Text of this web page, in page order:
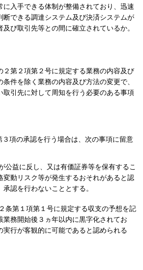
に入手できる体制が整備されており、迅速
断できる調達システム及び決済システムが
び取引先等との間に確立されているか。
２第２項第２号に規定する業務の内容及び
件を除く業務の内容及び方法の変更で、
取引先に対して周知を行う必要のある事項
項の承認を行う場合は、次の事項に留意
公益に反し、又は有価証券等を保有するこ
変動リスク等が発生するおそれがあると認
認を行わないこととする。
条第１項第１号に規定する収支の予想を記
業務開始後３ヵ年以内に黒字化されてお
実行が客観的に可能であると認められる